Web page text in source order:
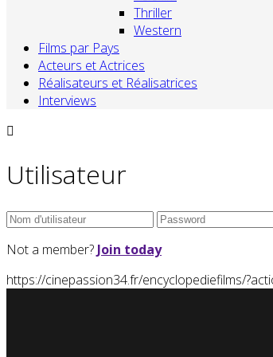
Thriller
Western
Films par Pays
Acteurs et Actrices
Réalisateurs et Réalisatrices
Interviews
Utilisateur
Not a member? Join today
https://cinepassion34.fr/encyclopediefilms/